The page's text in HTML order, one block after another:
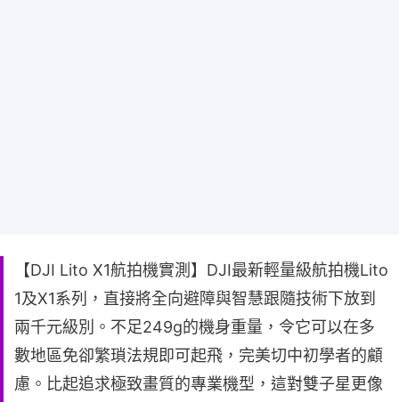
【DJI Lito X1航拍機實測】DJI最新輕量級航拍機Lito
1及X1系列，直接將全向避障與智慧跟隨技術下放到
兩千元級別。不足249g的機身重量，令它可以在多
數地區免卻繁瑣法規即可起飛，完美切中初學者的顧
慮。比起追求極致畫質的專業機型，這對雙子星更像